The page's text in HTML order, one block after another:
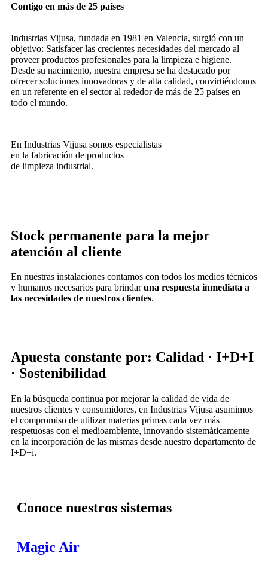
Contigo en más de 25 países
Industrias Vijusa, fundada en 1981 en Valencia, surgió con un
objetivo: Satisfacer las crecientes necesidades del mercado al
proveer productos profesionales para la limpieza e higiene.
Desde su nacimiento, nuestra empresa se ha destacado por
ofrecer soluciones innovadoras y de alta calidad, convirtiéndonos
en un referente en el sector al rededor de más de 25 países en
todo el mundo.
En Industrias Vijusa somos especialistas
en la fabricación de productos
de limpieza industrial.
Stock permanente para la mejor
atención al cliente
En nuestras instalaciones contamos con todos los medios técnicos
y humanos necesarios para brindaruna respuesta inmediata a
las necesidades de nuestros clientes.
Apuesta constante por: Calidad · I+D+I
· Sostenibilidad
En la búsqueda continua por mejorar la calidad de vida de
nuestros clientes y consumidores, en Industrias Vijusa asumimos
el compromiso de utilizar materias primas cada vez más
respetuosas con el medioambiente, innovando sistemáticamente
en la incorporación de las mismas desde nuestro departamento de
I+D+i.
Conoce nuestros sistemas
Magic Air